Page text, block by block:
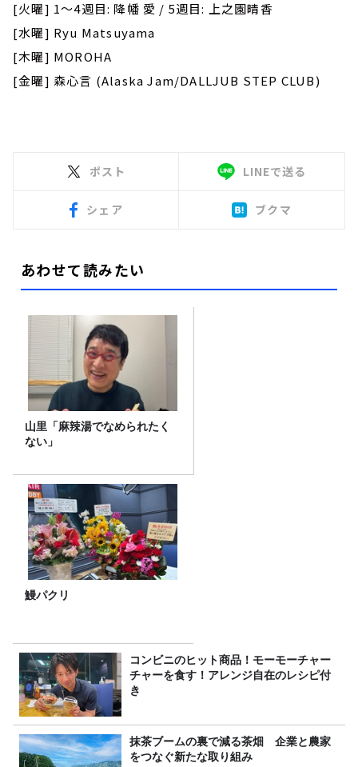
[火曜] 1～4週目: 降幡 愛 / 5週目: 上之園晴香
[水曜] Ryu Matsuyama
[木曜] MOROHA
[金曜] 森心言 (Alaska Jam/DALLJUB STEP CLUB)
ポスト LINEで送る
シェア ブクマ
あわせて読みたい
山里「麻辣湯でなめられたく
ない」
鰻パクリ
コンビニのヒット商品！モーモーチャー
チャーを食す！アレンジ自在のレシピ付
き
抹茶ブームの裏で減る茶畑 企業と農家
をつなぐ新たな取り組み